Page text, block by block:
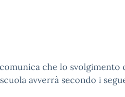
Ai
e
che lo
avverrà secondo i